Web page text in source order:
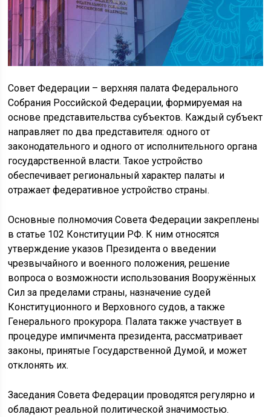
Совет Федерации – верхняя палата Федерального
Собрания Российской Федерации, формируемая на
основе представительства субъектов. Каждый субъект
направляет по два представителя: одного от
законодательного и одного от исполнительного органа
государственной власти. Такое устройство
обеспечивает региональный характер палаты и
отражает федеративное устройство страны.
Основные полномочия Совета Федерации закреплены
в статье 102 Конституции РФ. К ним относятся
утверждение указов Президента о введении
чрезвычайного и военного положения, решение
вопроса о возможности использования Вооружённых
Сил за пределами страны, назначение судей
Конституционного и Верховного судов, а также
Генерального прокурора. Палата также участвует в
процедуре импичмента президента, рассматривает
законы, принятые Государственной Думой, и может
отклонять их.
Заседания Совета Федерации проводятся регулярно и
обладают реальной политической значимостью.